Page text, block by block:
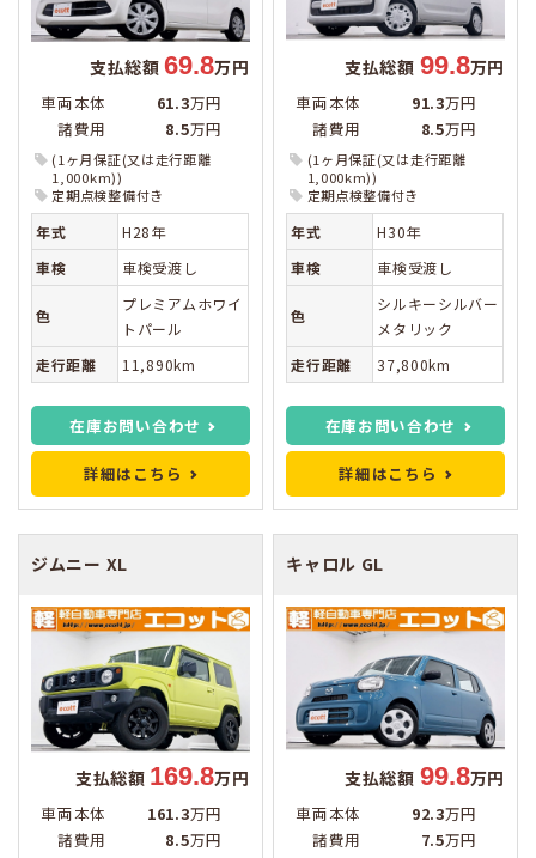
支払総額69.8万円
車両本体 61.3万円
諸費用
8.5万円
(1ヶ月保証(又は走行距離
1,000km))
定期点検整備付き
年式
H28年
車検
車検受渡し
色
プレミアムホワイ
トパール
走行距離
11,890km
在庫お問い合わせ
詳細はこちら
支払総額 99.8万円
車両本体 91.3万円
諸費用
8.5万円
(1ヶ月保証(又は走行距離
1,000km))
定期点検整備付き
年式
H30年
車検
車検受渡し
色
シルキーシルバー
メタリック
走行距離
37,800km
在庫お問い合わせ
詳細はこちら
ジムニー XL
支払総額 169.8万円
車両本体 161.3万円
諸費用
8.5万円
キャロル GL
支払総額 99.8万円
車両本体 92.3万円
諸費用
7.5万円